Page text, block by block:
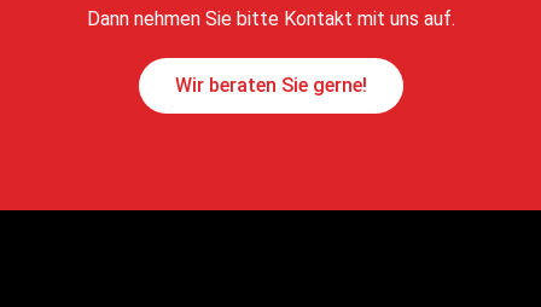
Dann nehmen Sie bitte Kontakt mit uns auf.
Wir beraten Sie gerne!